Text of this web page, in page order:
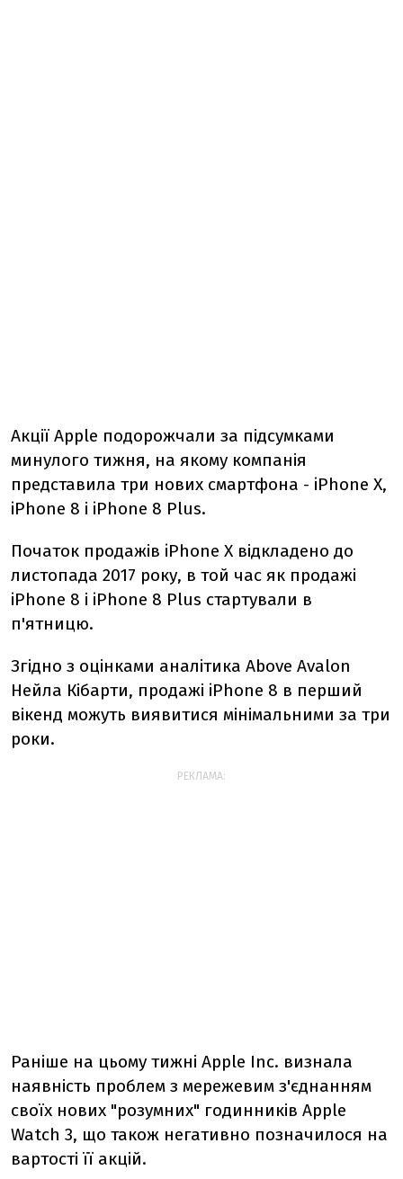
Акції Apple подорожчали за підсумками
минулого тижня, на якому компанія
представила три нових смартфона - iPhone X,
iPhone 8 і iPhone 8 Plus.
Початок продажів iPhone X відкладено до
листопада 2017 року, в той час як продажі
iPhone 8 і iPhone 8 Plus стартували в
п'ятницю.
Згідно з оцінками аналітика Above Avalon
Нейла Кібарти, продажі iPhone 8 в перший
вікенд можуть виявитися мінімальними за три
роки.
РЕКЛАМА:
Раніше на цьому тижні Apple Inc. визнала
наявність проблем з мережевим з'єднанням
своїх нових "розумних" годинників Apple
Watch 3, що також негативно позначилося на
вартості її акцій.